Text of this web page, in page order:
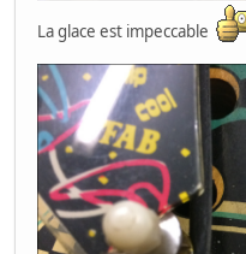
La glace est impeccable